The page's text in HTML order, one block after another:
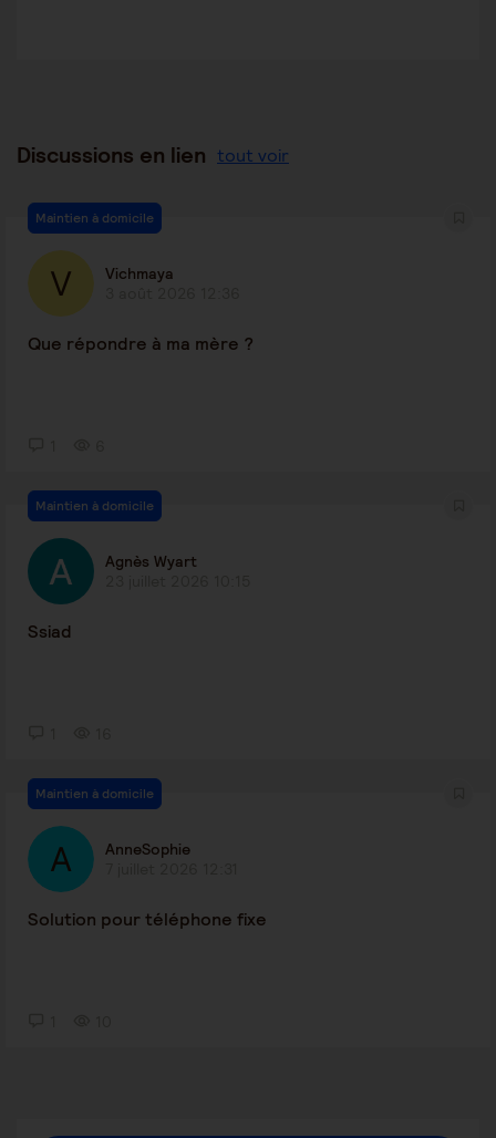
Discussions en lien tout voir
Maintien à domicile
Vichmaya
Que répondre à ma mère ?
Maintien à domicile
Agnès Wyart
Ssiad
Maintien à domicile
AnneSophie
Solution pour téléphone fixe